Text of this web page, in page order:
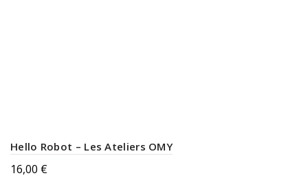
Hello Robot – Les Ateliers OMY
16,00 €